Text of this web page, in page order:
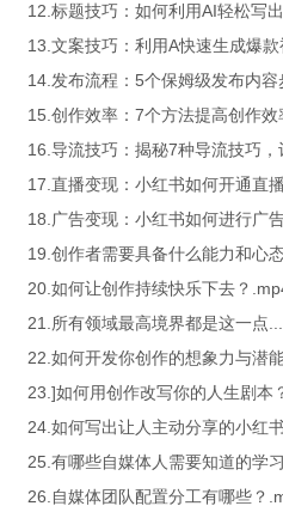
12.标题技巧：如何利用AI轻松写
13.文案技巧：利用A快速生成爆
14.发布流程：5个保姆级发布内
15.创作效率：7个方法提高创作
16.导流技巧：揭秘7种导流技巧
17.直播变现：小红书如何开通直
18.广告变现：小红书如何进行广
19.创作者需要具备什么能力和心
20.如何让创作持续快乐下去？
21.所有领域最高境界都是这一点
22.如何开发你创作的想象力与潜
23.]如何用创作改写你的人生剧本
24.如何写出让人主动分享的小红
25.有哪些自媒体人需要知道的学
26.自媒体团队配置分工有哪些？